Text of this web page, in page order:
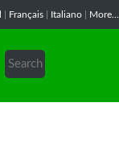
Français Italiano More...